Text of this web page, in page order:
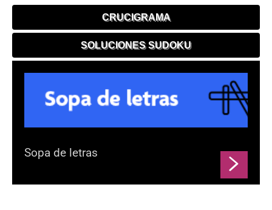
CRUCIGRAMA
SOLUCIONES SUDOKU
Sopa de letras